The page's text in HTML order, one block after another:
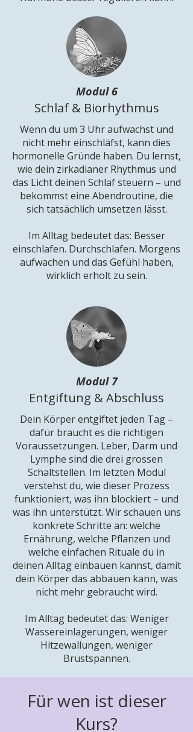
Modul 6
Schlaf & Biorhythmus
Wenn du um 3 Uhr aufwachst und
nicht mehr einschläfst, kann dies
hormonelle Gründe haben. Du lernst,
wie dein zirkadianer Rhythmus und
das Licht deinen Schlaf steuern – und
bekommst eine Abendroutine, die
sich tatsächlich umsetzen lässt.
Im Alltag bedeutet das: Besser
einschlafen. Durchschlafen. Morgens
aufwachen und das Gefühl haben,
wirklich erholt zu sein.
Modul 7
Entgiftung & Abschluss
Dein Körper entgiftet jeden Tag –
dafür braucht es die richtigen
Voraussetzungen. Leber, Darm und
Lymphe sind die drei grossen
Schaltstellen. Im letzten Modul
verstehst du, wie dieser Prozess
funktioniert, was ihn blockiert – und
was ihn unterstützt. Wir schauen uns
konkrete Schritte an: welche
Ernährung, welche Pflanzen und
welche einfachen Rituale du in
deinen Alltag einbauen kannst, damit
dein Körper das abbauen kann, was
nicht mehr gebraucht wird.
Im Alltag bedeutet das: Weniger
Wassereinlagerungen, weniger
Hitzewallungen, weniger
Brustspannen.
Für wen ist dieser
Kurs?